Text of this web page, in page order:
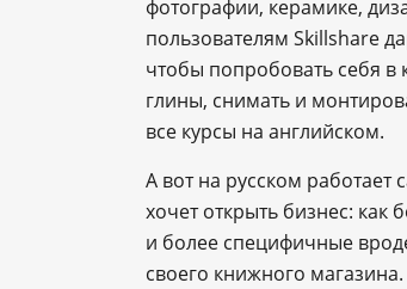
фотографии, керамике,
пользователям Skillshare
чтобы попробовать себя в
глины, снимать и
все курсы на английском.
А вот на русском работает
хочет открыть бизнес: как
и более специфичные
своего книжного магазина.